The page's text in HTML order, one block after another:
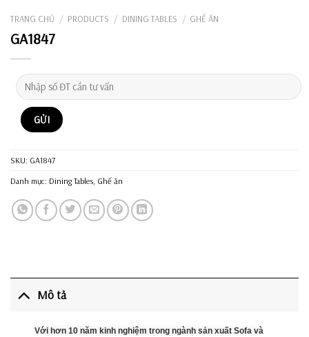
TRANG CHỦ / PRODUCTS / DINING TABLES / GHẾ ĂN
GA1847
SKU: GA1847
Danh mục: Dining Tables Ghế ăn
Mô tả
Với hơn 10 năm kinh nghiệm trong ngành sản xuất Sofa và